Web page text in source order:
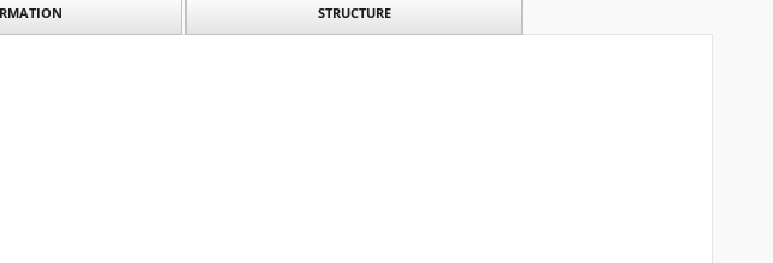
STRUCTURE